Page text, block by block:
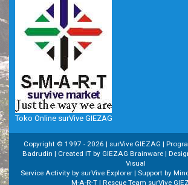
Toko Online surVive GIEZAG
Copyright © 1997 - 2026 | surVive GIEZAG |
Badrudin | Created IT by GIEZAG Brainware |
Visual
Service Activity by surVive Explorer | Support by
M-A-R-T | Rescue Team surVive